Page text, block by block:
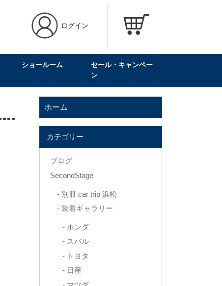
ログイン
ショールーム
セール・キャンペー
ン
ホーム
カテゴリー
ブログ
SecondStage
別冊 car trip 浜松
装着ギャラリー
ホンダ
スバル
トヨタ
日産